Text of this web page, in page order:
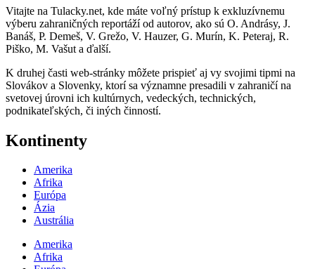
Vitajte na Tulacky.net, kde máte voľný prístup k exkluzívnemu
výberu zahraničných reportáží od autorov, ako sú O. Andrásy, J.
Banáš, P. Demeš, V. Grežo, V. Hauzer, G. Murín, K. Peteraj, R.
Piško, M. Vašut a ďalší.
K druhej časti web-stránky môžete prispieť aj vy svojimi tipmi na
Slovákov a Slovenky, ktorí sa významne presadili v zahraničí na
svetovej úrovni ich kultúrnych, vedeckých, technických,
podnikateľských, či iných činností.
Kontinenty
Amerika
Afrika
Európa
Ázia
Austrália
Amerika
Afrika